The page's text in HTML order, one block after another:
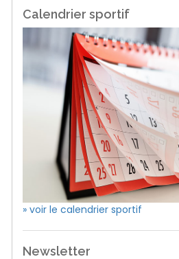
Calendrier sportif
» voir le calendrier sportif
Newsletter